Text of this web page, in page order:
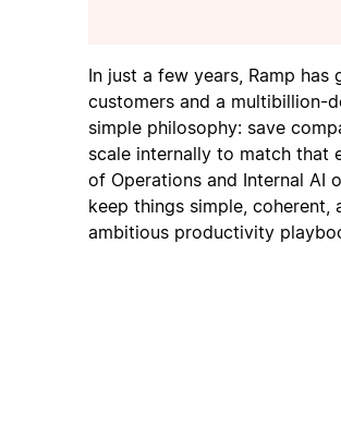
In just a few years, Ramp
customers and a multibillion-
simple philosophy: save
scale internally to match that
of Operations and Internal AI
keep things simple,
ambitious productivity